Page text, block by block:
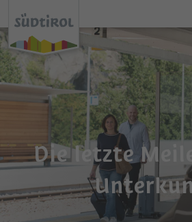
Die letzte